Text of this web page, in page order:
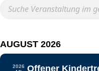
AUGUST 2026
2026 Offener